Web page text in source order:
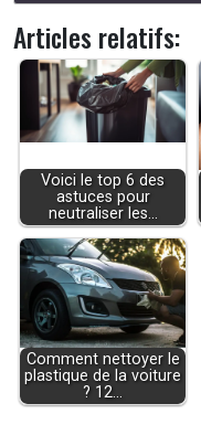
Articles relatifs:
Voici le top 6 des
astuces pour
neutraliser les…
Comment nettoyer le
plastique de la voiture
? 12…